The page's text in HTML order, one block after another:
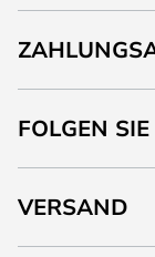
FOLGEN
VERSAND